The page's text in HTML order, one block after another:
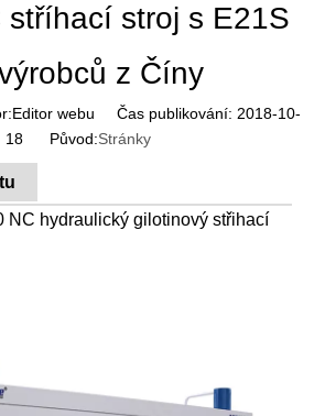
stříhací stroj s E21S
z Číny
webu Čas publikování: 2018-10-
18 Původ:Stránky
NC hydraulický gilotinový střihací